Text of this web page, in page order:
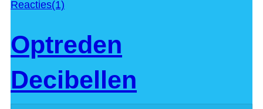
Reacties(1)
Optreden
Decibellen